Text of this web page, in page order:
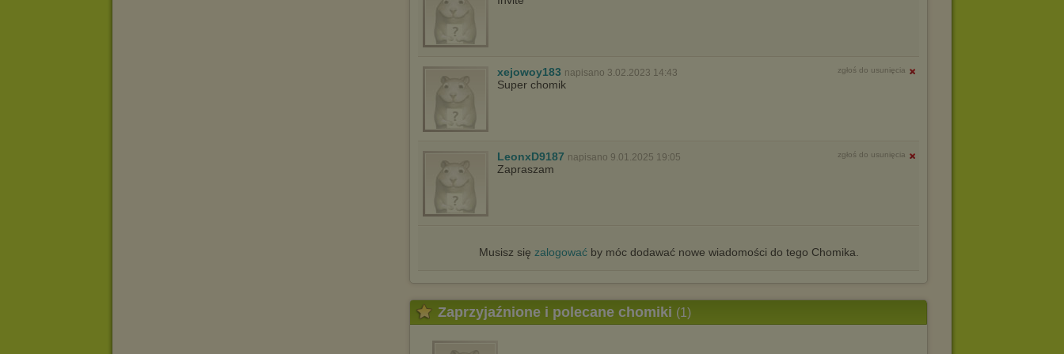
xejowoy183 napisano 3.02.2023 14:43 zgłoś do usunięcia
Super chomik
LeonxD9187 napisano 9.01.2025 19:05 zgłoś do usunięcia
Zapraszam
Musisz się zalogowaćby móc dodawać nowe wiadomości do tego Chomika.
Zaprzyjaźnione i polecane chomiki (1)